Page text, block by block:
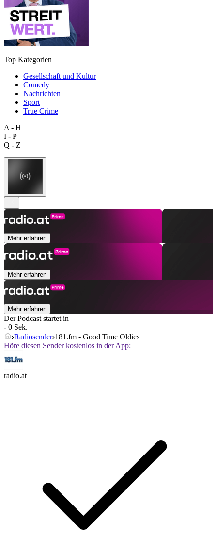
Top Kategorien
Gesellschaft und Kultur
Comedy
Nachrichten
Sport
True Crime
A - H
I - P
Q - Z
Mehr erfahren
Mehr erfahren
Mehr erfahren
Der Podcast startet in
- 0 Sek.
Radiosender 181.fm - Good Time Oldies
Höre diesen Sender kostenlos in der App:
radio.at